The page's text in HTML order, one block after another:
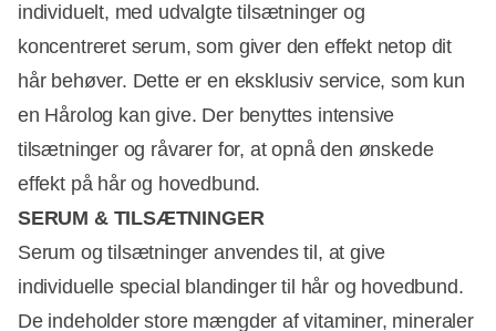
individuelt, med udvalgte tilsætninger og
koncentreret serum, som giver den effekt netop dit
hår behøver. Dette er en eksklusiv service, som kun
en Hårolog kan give. Der benyttes intensive
tilsætninger og råvarer for, at opnå den ønskede
effekt på hår og hovedbund.
SERUM & TILSÆTNINGER
Serum og tilsætninger anvendes til, at give
individuelle special blandinger til hår og hovedbund.
De indeholder store mængder af vitaminer, mineraler